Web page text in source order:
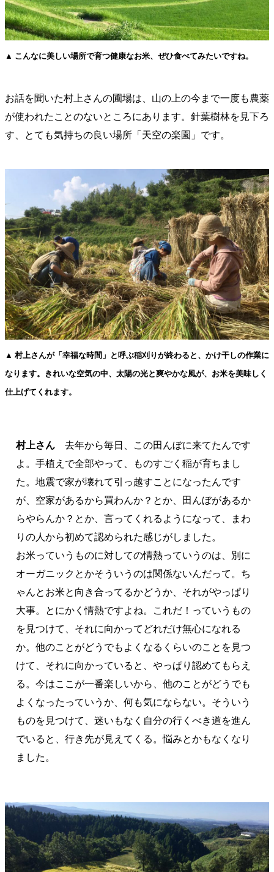
▲ こんなに美しい場所で育つ健康なお米、ぜひ食べてみたいですね。
お話を聞いた村上さんの圃場は、山の上の今まで一度も農薬
が使われたことのないところにあります。針葉樹林を見下ろ
す、とても気持ちの良い場所「天空の楽園」です。
▲ 村上さんが「幸福な時間」と呼ぶ稲刈りが終わると、かけ干しの作業に
なります。きれいな空気の中、太陽の光と爽やかな風が、お米を美味しく
仕上げてくれます。
村上さん 去年から毎日、この田んぼに来てたんです
よ。手植えで全部やって、ものすごく稲が育ちまし
た。地震で家が壊れて引っ越すことになったんです
が、空家があるから買わんか？とか、田んぼがあるか
らやらんか？とか、言ってくれるようになって、まわ
りの人から初めて認められた感じがしました。
お米っていうものに対しての情熱っていうのは、別に
オーガニックとかそういうのは関係ないんだって。ち
ゃんとお米と向き合ってるかどうか、それがやっぱり
大事。とにかく情熱ですよね。これだ！っていうもの
を見つけて、それに向かってどれだけ無心になれる
か。他のことがどうでもよくなるくらいのことを見つ
けて、それに向かっていると、やっぱり認めてもらえ
る。今はここが一番楽しいから、他のことがどうでも
よくなったっていうか、何も気にならない。そういう
ものを見つけて、迷いもなく自分の行くべき道を進ん
でいると、行き先が見えてくる。悩みとかもなくなり
ました。